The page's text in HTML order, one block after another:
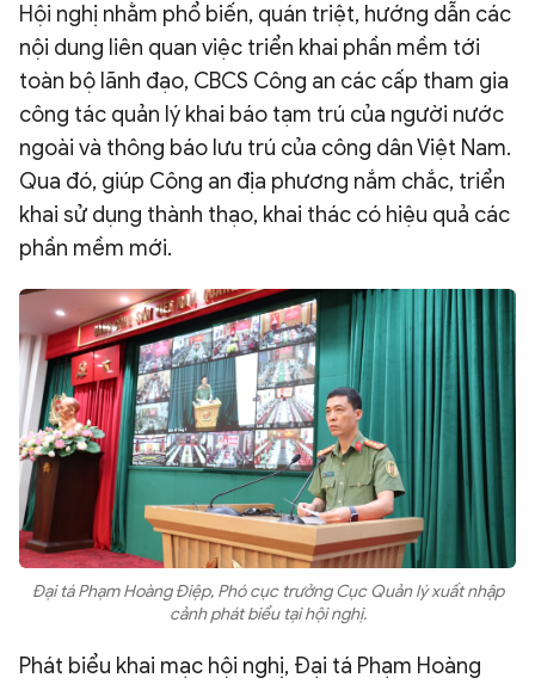
VĂN HÓA - THỂ THAO
BẠN ĐỌC & CAND
ĐA PHƯƠNG TIỆN
eMagazine
Ảnh
Infographic
Chuyên trangAn ninh thế giớiVăn nghệ Công an
Chuyên đề
Hội nghị nhằm phổ biến, quán triệt, hướng dẫn các
nội dung liên quan việc triển khai phần mềm tới
toàn bộ lãnh đạo, CBCS Công an các cấp tham gia
công tác quản lý khai báo tạm trú của người nước
ngoài và thông báo lưu trú của công dân Việt Nam.
Qua đó, giúp Công an địa phương nắm chắc, triển
khai sử dụng thành thạo, khai thác có hiệu quả các
phần mềm mới.
Đại tá Phạm Hoàng Điệp, Phó cục trưởng Cục Quản lý xuất nhập
cảnh phát biểu tại hội nghị.
Phát biểu khai mạc hội nghị, Đại tá Phạm Hoàng